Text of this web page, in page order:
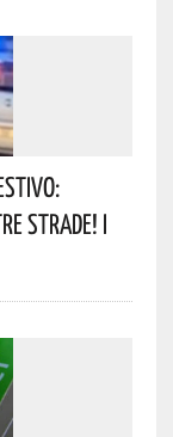
Strade! I